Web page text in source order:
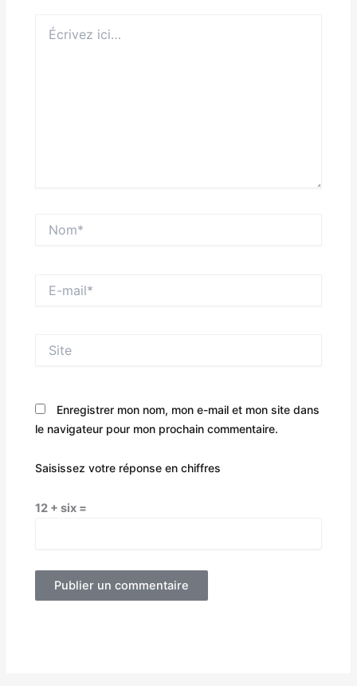
ici…
mail*
Enregistrer mon nom, mon e-mail et mon site dans
le navigateur pour mon prochain commentaire.
Saisissez votre réponse en chiffres
12 + six =